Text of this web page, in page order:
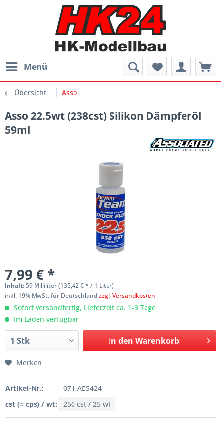
Menü
Übersicht Asso
Asso 22.5wt (238cst) Silikon Dämpferöl
59ml
7,99 € *
Inhalt:59 Milliliter (135,42 € * / 1 Liter)
inkl. 19% MwSt. für Deutschlandzzgl. Versandkosten
Sofort versandfertig, Lieferzeit ca. 1-3 Tage
Im Laden verfügbar
In den Warenkorb
Merken
Artikel-Nr.:
071-AE5424
cst (= cps) / wt:
250 cst / 25 wt